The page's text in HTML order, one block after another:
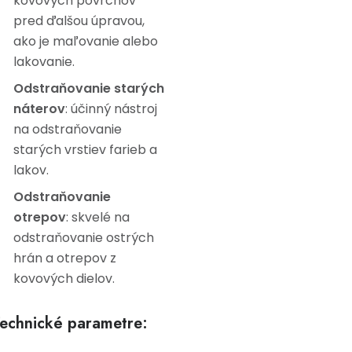
pred ďalšou úpravou,
ako je maľovanie alebo
lakovanie.
Odstraňovanie starých
náterov: účinný nástroj
na odstraňovanie
starých vrstiev farieb a
lakov.
Odstraňovanie
otrepov: skvelé na
odstraňovanie ostrých
hrán a otrepov z
kovových dielov.
parametre: